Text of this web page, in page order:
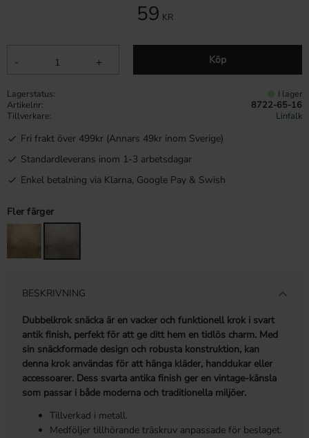
59 KR
+
- Köp
Lagerstatus I lager
Artikelnr
8722-65-16
Tillverkare
Linfalk
Fri frakt över 499kr (Annars 49kr inom Sverige)
Standardleverans inom 1-3 arbetsdagar
Enkel betalning via Klarna, Google Pay & Swish
Fler färger
BESKRIVNING
Dubbelkrok snäcka är en vacker och funktionell krok i svart
antik finish, perfekt för att ge ditt hem en tidlös charm. Med
sin snäckformade design och robusta konstruktion, kan
denna krok användas för att hänga kläder, handdukar eller
accessoarer. Dess svarta antika finish ger en vintage-känsla
som passar i både moderna och traditionella miljöer.
Tillverkad i metall.
Medföljer tillhörande träskruv anpassade för beslaget.